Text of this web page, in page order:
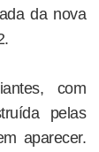
da nova
com
pelas
aparecer.